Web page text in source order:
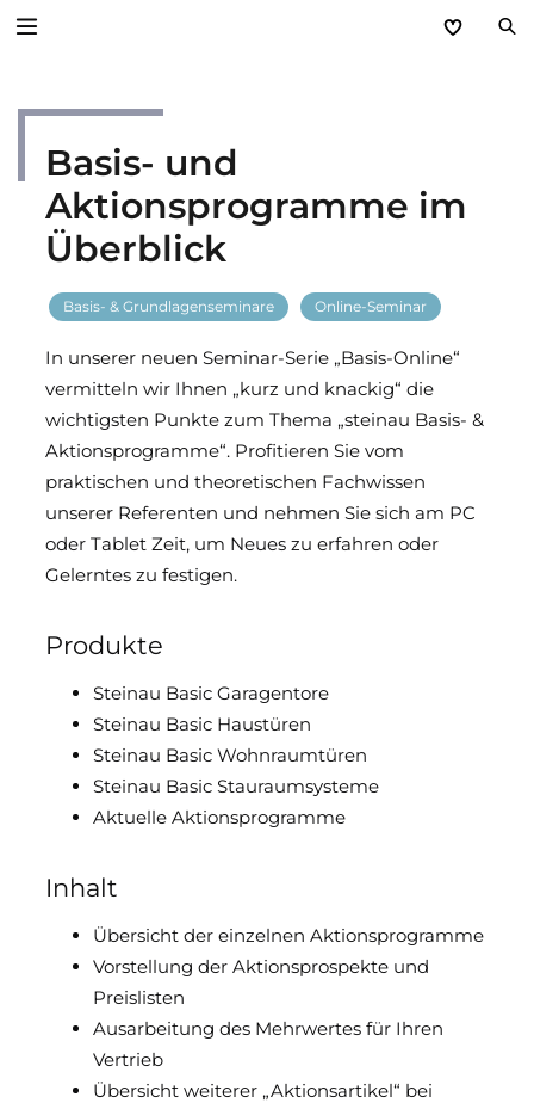
Service
Aktuelles
Programme
Prospektanforderung
steinau Akademie
Downloads & Medien
DoP
Basis- und
Aktionsprogramme im
Überblick
Basis- & Grundlagenseminare Online-Seminar
In unserer neuen Seminar-Serie „Basis-Online“
vermitteln wir Ihnen „kurz und knackig“ die
wichtigsten Punkte zum Thema „steinau Basis- &
Aktionsprogramme“. Profitieren Sie vom
praktischen und theoretischen Fachwissen
unserer Referenten und nehmen Sie sich am PC
oder Tablet Zeit, um Neues zu erfahren oder
Gelerntes zu festigen.
Produkte
Steinau Basic Garagentore
Steinau Basic Haustüren
Steinau Basic Wohnraumtüren
Steinau Basic Stauraumsysteme
Aktuelle Aktionsprogramme
Inhalt
Übersicht der einzelnen Aktionsprogramme
Vorstellung der Aktionsprospekte und
Preislisten
Ausarbeitung des Mehrwertes für Ihren
Vertrieb
Übersicht weiterer „Aktionsartikel“ bei